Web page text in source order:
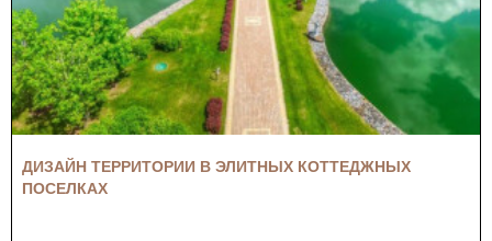
ДИЗАЙН ТЕРРИТОРИИ В ЭЛИТНЫХ КОТТЕДЖНЫХ
ПОСЕЛКАХ